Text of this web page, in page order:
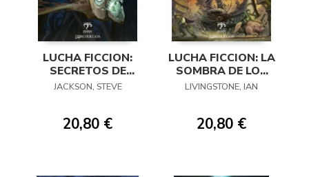
LUCHA FICCION:
SECRETOS DE
SALAMONIS
JACKSON, STEVE
20,80 €
LUCHA FICCION: LA
SOMBRA DE LOS
GIGANTES
LIVINGSTONE, IAN
20,80 €